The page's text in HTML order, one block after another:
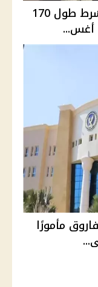
التقديم لكلية الشرطة 2026.. شرط طول 170
مأمورًا